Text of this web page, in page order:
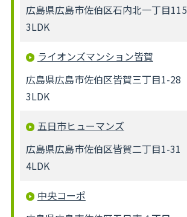
広島県広島市佐伯区石内北一丁目115
3LDK
ライオンズマンション皆賀
広島県広島市佐伯区皆賀三丁目1-28
3LDK
五日市ヒューマンズ
広島県広島市佐伯区皆賀二丁目1-31
4LDK
中央コーポ